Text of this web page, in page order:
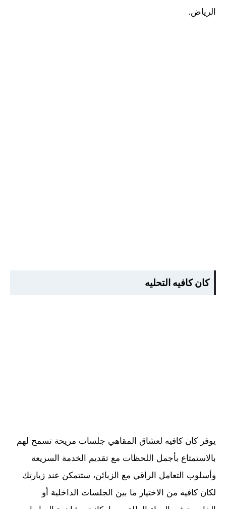
الرياض.
كان كافيه التحليه
يوفر كان كافيه لعشاق المقاهي جلسات مريحة تسمح لهم
بالاستمتاع بأجمل اللحظات مع تقديم الخدمة السريعة
وأسلوب التعامل الراقي مع الزبائن، ستتمكن عند زيارتك
لكان كافيه من الاختيار ما بين الجلسات الداخلية أو